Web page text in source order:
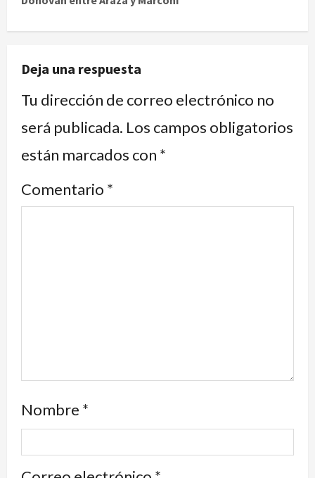
Deja una respuesta
Tu dirección de correo electrónico no
será publicada. Los campos obligatorios
están marcados con *
Comentario *
Nombre *